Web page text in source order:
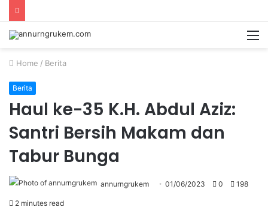
Home / Berita
Berita
Haul ke-35 K.H. Abdul Aziz:
Santri Bersih Makam dan
Tabur Bunga
annurngrukem 01/06/2023 0 198
2 minutes read